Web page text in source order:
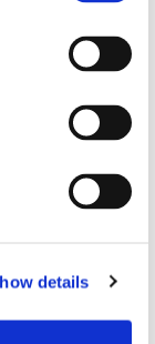
details
De
de
ou l'humidité